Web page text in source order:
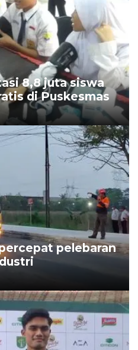
8,8 juta siswa
di Puskesmas
pelebaran